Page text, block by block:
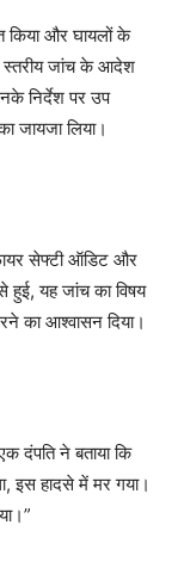
किया और घायलों के
स्तरीय जांच के आदेश
निर्देश पर उप
जायजा लिया।
सेफ्टी ऑडिट और
यह जांच का विषय
का आश्वासन दिया।
दंपति ने बताया कि
इस हादसे में मर गया।